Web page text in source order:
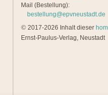
Mail (Bestellung):
bestellung@epvneustadt.de
© 2017-2026 Inhalt dieser
Ernst-Paulus-Verlag, Neustadt